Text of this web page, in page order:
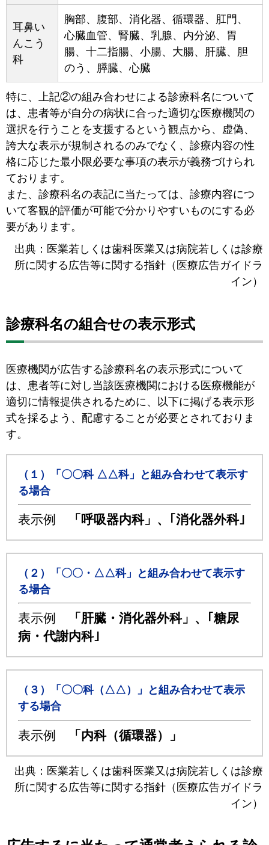
耳鼻い
んこう
科
胸部、腹部、消化器、循環器、肛門、
心臓血管、腎臓、乳腺、内分泌、胃
腸、十二指腸、小腸、大腸、肝臓、胆
のう、膵臓、心臓
特に、上記②の組み合わせによる診療科名について
は、患者等が自分の病状に合った適切な医療機関の
選択を行うことを支援するという観点から、虚偽、
誇大な表示が規制されるのみでなく、診療内容の性
格に応じた最小限必要な事項の表示が義務づけられ
ております。
また、診療科名の表記に当たっては、診療内容につ
いて客観的評価が可能で分かりやすいものにする必
要があります。
出典：医業若しくは歯科医業又は病院若しくは診療
所に関する広告等に関する指針（医療広告ガイドラ
イン）
診療科名の組合せの表示形式
医療機関が広告する診療科名の表示形式について
は、患者等に対し当該医療機関における医療機能が
適切に情報提供されるために、以下に掲げる表示形
式を採るよう、配慮することが必要とされておりま
す。
（１）「〇〇科 △△科」と組み合わせて表示す
る場合
表示例 「呼吸器内科」、｢消化器外科｣
（２）「〇〇・△△科」と組み合わせて表示す
る場合
表示例
「肝臓・消化器外科」、｢糖尿
病・代謝内科｣
（３）「〇〇科（△△）」と組み合わせて表示
する場合
表示例 「内科（循環器）」
出典：医業若しくは歯科医業又は病院若しくは診療
所に関する広告等に関する指針（医療広告ガイドラ
イン）